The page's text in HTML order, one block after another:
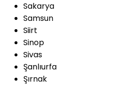
Sakarya
Samsun
Siirt
Sinop
Sivas
Şanlıurfa
Şırnak